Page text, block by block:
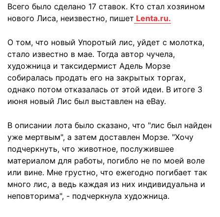
Всего было сделано 17 ставок. Кто стал хозяином
нового Лиса, неизвестно, пишет Lenta.ru.
О том, что новый Упоротый лис, уйдет с молотка,
стало известно в мае. Тогда автор чучела,
художница и таксидермист Адель Морзе
собиралась продать его на закрытых торгах,
однако потом отказалась от этой идеи. В итоге 3
июня новый Лис был выставлен на eBay.
В описании лота было сказано, что "лис был найден
уже мертвым", а затем доставлен Морзе. "Хочу
подчеркнуть, что животное, послужившее
материалом для работы, погибло не по моей воле
или вине. Мне грустно, что ежегодно погибает так
много лис, а ведь каждая из них индивидуальна и
неповторима", - подчеркнула художница.